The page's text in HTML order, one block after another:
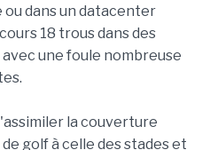
dans un datacenter
18 trous dans des
une foule nombreuse
la couverture
golf à celle des stades et